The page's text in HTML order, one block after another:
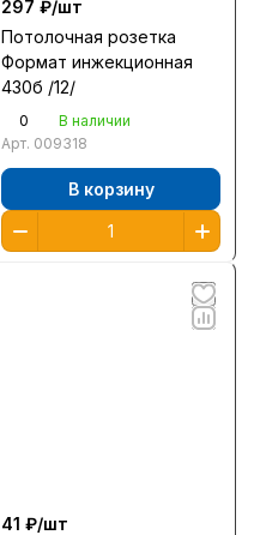
297 ₽/шт
Потолочная розетка
Формат инжекционная
430б /12/
0
В наличии
Арт. 009318
В корзину
41 ₽/шт